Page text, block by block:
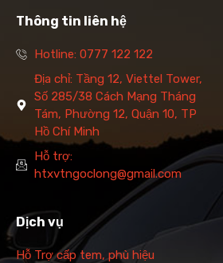
Thông tin liên hệ
Hotline: 0777 122 122
Địa chỉ: Tầng 12, Viettel Tower,
Số 285/38 Cách Mạng Tháng
Tám, Phường 12, Quận 10, TP
Hồ Chí Minh
Hỗ trợ:
htxvtngoclong@gmail.com
Dịch vụ
Hỗ Trợ cấp tem, phù hiệu